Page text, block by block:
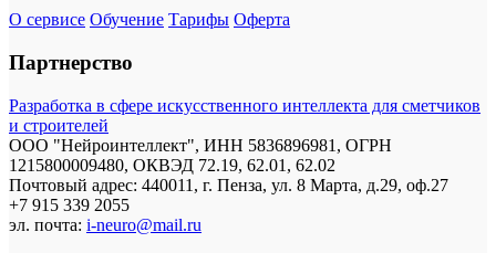
О сервисе Обучение Тарифы Оферта
Партнерство
Разработка в сфере искусственного интеллекта для сметчиков
и строителей
ООО "Нейроинтеллект", ИНН 5836896981, ОГРН
1215800009480, ОКВЭД 72.19, 62.01, 62.02
Почтовый адрес: 440011, г. Пенза, ул. 8 Марта, д.29, оф.27
+7 915 339 2055
эл. почта: i-neuro@mail.ru